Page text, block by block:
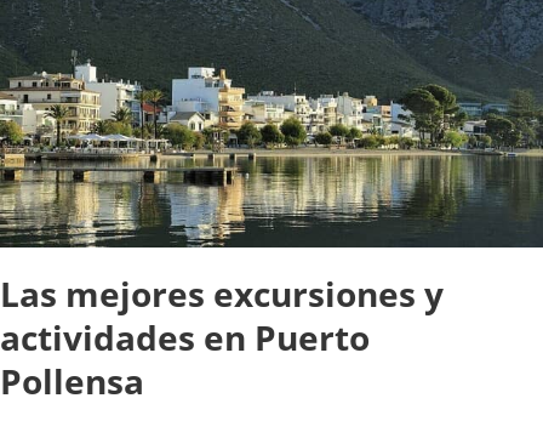
Las mejores excursiones y
actividades en Puerto
Pollensa